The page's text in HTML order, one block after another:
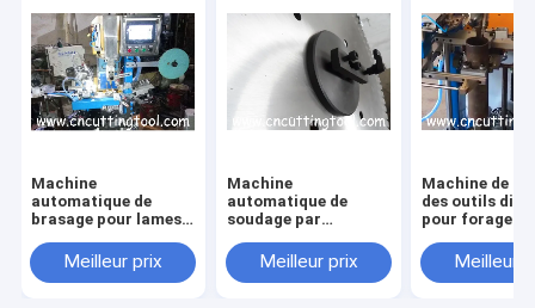
Machine
automatique de
brasage pour lames
pointe de carbure de
tungstène
Meilleur prix
Machine
automatique de
soudage par
brasage
automatique pour
Meilleur prix
Machine de
des outils
pour forages
70 à 600 mm
Meilleur